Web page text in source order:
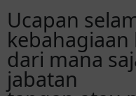
Ucapan
kebahagiaan
dari mana
jabatan